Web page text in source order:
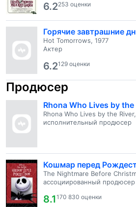
6.2253 оценки
Горячие завтрашние
Hot Tomorrows, 1977
Актер
6.2129 оценки
Продюсер
Rhona Who Lives by the
Rhona Who Lives by the
исполнительный продюсер
Кошмар перед
The Nightmare Before
ассоциированный продюсер
8.1170 830 оценки